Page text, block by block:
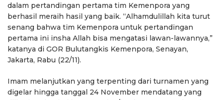
dalam pertandingan pertama tim Kemenpora yang
berhasil meraih hasil yang baik. “Alhamdulillah kita turut
senang bahwa tim Kemenpora untuk pertandingan
pertama ini insha Allah bisa mengatasi lawan-lawannya,”
katanya di GOR Bulutangkis Kemenpora, Senayan,
Jakarta, Rabu (22/11).
Imam melanjutkan yang terpenting dari turnamen yang
digelar hingga tanggal 24 November mendatang yang